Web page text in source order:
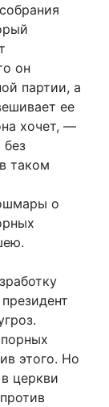
он
партии, а
ее
хочет, —
без
таком
о
этого. Но
церкви